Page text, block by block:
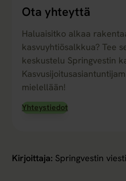
Ota yhteyttä
Haluaisitko alkaa
kasvuyhtiösalkkua? Tee
keskustelu Springvestin
mielellään!
Yhteystiedot
Kirjoittaja: Springvestin